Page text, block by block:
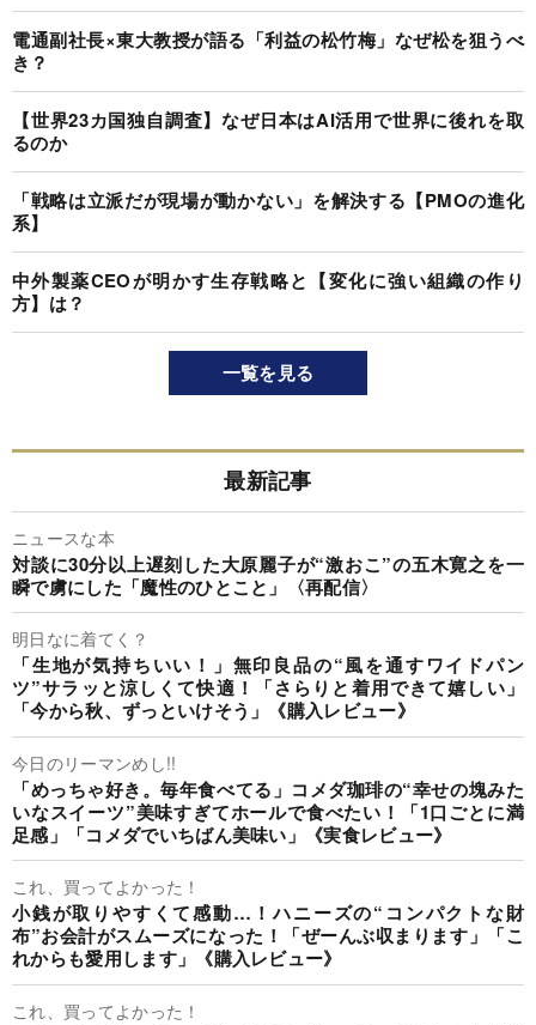
電通副社長×東大教授が語る「利益の松竹梅」なぜ松を狙うべ
き？
【世界23カ国独自調査】なぜ日本はAI活用で世界に後れを取
るのか
「戦略は立派だが現場が動かない」を解決する【PMOの進化
系】
中外製薬CEOが明かす生存戦略と【変化に強い組織の作り
方】は？
一覧を見る
最新記事
ニュースな本
対談に30分以上遅刻した大原麗子が“激おこ”の五木寛之を一
瞬で虜にした「魔性のひとこと」〈再配信〉
明日なに着てく？
「生地が気持ちいい！」無印良品の“風を通すワイドパン
ツ”サラッと涼しくて快適！「さらりと着用できて嬉しい」
「今から秋、ずっといけそう」《購入レビュー》
今日のリーマンめし!!
「めっちゃ好き。毎年食べてる」コメダ珈琲の“幸せの塊みた
いなスイーツ”美味すぎてホールで食べたい！「1口ごとに満
足感」「コメダでいちばん美味い」《実食レビュー》
これ、買ってよかった！
小銭が取りやすくて感動…！ハニーズの“コンパクトな財
布”お会計がスムーズになった！「ぜーんぶ収まります」「こ
れからも愛用します」《購入レビュー》
これ、買ってよかった！